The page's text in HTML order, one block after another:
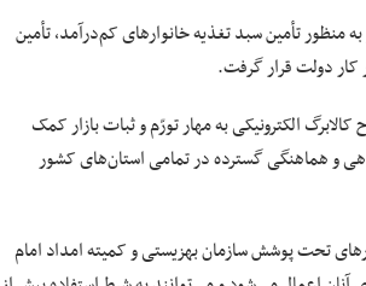
تأمین سبد تغذیه خانوارهای کم‌درآمد، تأمین
الکترونیکی به مهار تورّم و ثبات بازار کمک
و هماهنگی گسترده در تمامی استان‌های کشور
تحت پوشش سازمان بهزیستی و کمیته امداد امام‌